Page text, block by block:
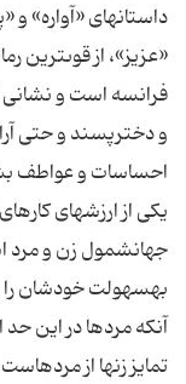
داستان‏هاى «آواره» و
«عزیز»، از قوى‏ترین
فرانسه است و نشانى
و دخترپسند و حتى
یكى از ارزش‏هاى
جهان‏شمول زن و مرد
به‏سهولت خودشان را
آن‏كه مردها در این
تمایز زن‏ها از